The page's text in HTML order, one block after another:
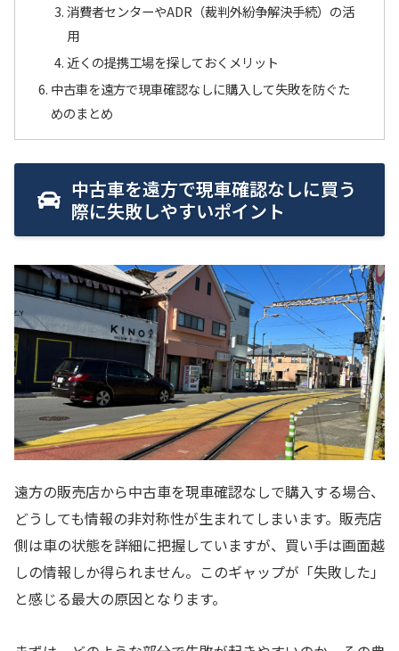
消費者センターやADR（裁判外紛争解決手続）の活
用
近くの提携工場を探しておくメリット
中古車を遠方で現車確認なしに購入して失敗を防ぐた
めのまとめ
中古車を遠方で現車確認なしに買う
際に失敗しやすいポイント
遠方の販売店から中古車を現車確認なしで購入する場合、
どうしても情報の非対称性が生まれてしまいます。販売店
側は車の状態を詳細に把握していますが、買い手は画面越
しの情報しか得られません。このギャップが「失敗した」
と感じる最大の原因となります。